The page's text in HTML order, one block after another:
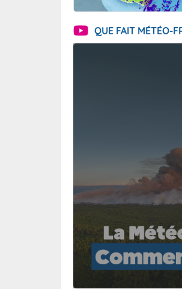
QUE FAIT MÉTÉO-